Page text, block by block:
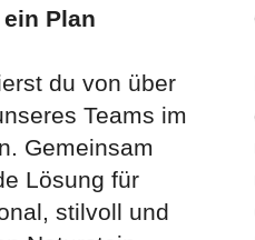
Plan
du von über
Teams im
Gemeinsam
Lösung für
stilvoll und